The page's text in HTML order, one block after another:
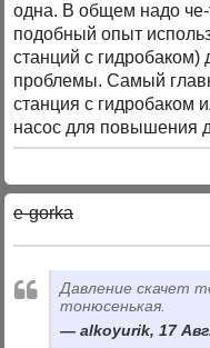
одна. В общем надо че-
подобный опыт
станций с
проблемы. Самый
станция с гидробаком
насос для повышения
e-gorka
Давление скачет
тонюсенькая.
alkoyurik, 17